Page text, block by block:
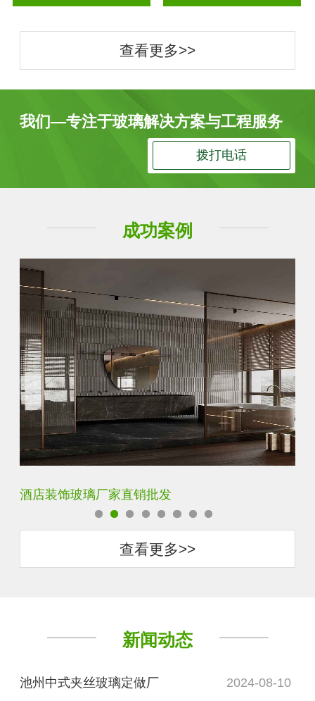
查看更多>>
我们—专注于玻璃解决方案与工程服务
拨打电话
成功案例
玻璃砖厂家直销批发
查看更多>>
新闻动态
池州中式夹丝玻璃定做厂 2024-08-10